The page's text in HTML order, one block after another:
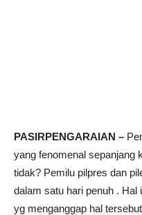
PASIRPENGARAIAN –
yang fenomenal sepanjang
tidak? Pemilu pilpres dan
dalam satu hari penuh . Hal
yg menganggap hal